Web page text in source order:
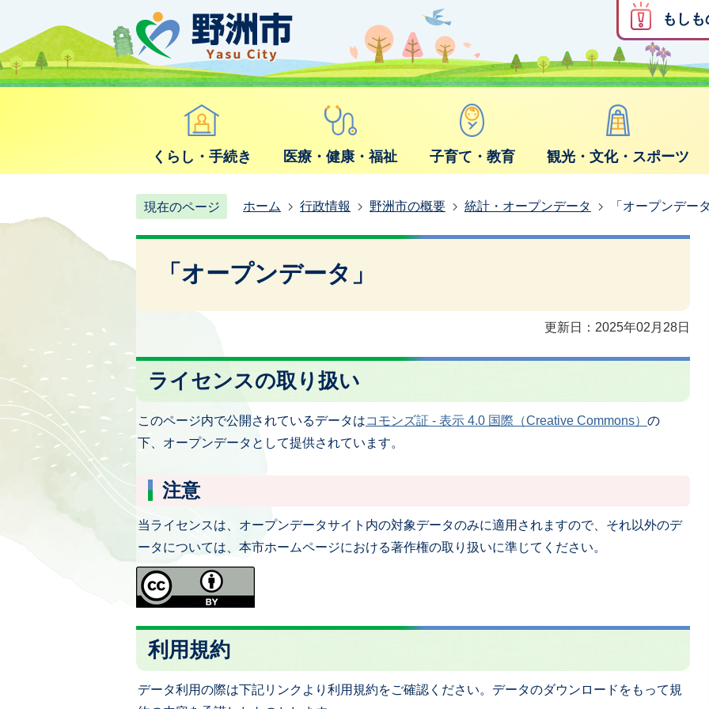
もし
くらし・手続き 医療・健康・福祉 子育て・教育 観光・文化・スポーツ
現在のページ ホーム 行政情報 野洲市の概要 統計・オープンデータ 「オープンデー
「オープンデータ」
更新日：2025年02月28日
ライセンスの取り扱い
このページ内で公開されているデータはコモンズ証 - 表示 4.0 国際（Creative Commons） の
下、オープンデータとして提供されています。
注意
当ライセンスは、オープンデータサイト内の対象データのみに適用されますので、それ以外のデ
ータについては、本市ホームページにおける著作権の取り扱いに準じてください。
利用規約
データ利用の際は下記リンクより利用規約をご確認ください。データのダウンロードをもって規